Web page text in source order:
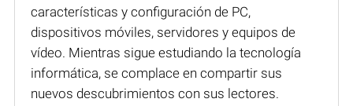
características y configuración de PC,
dispositivos móviles, servidores y equipos de
vídeo. Mientras sigue estudiando la tecnología
informática, se complace en compartir sus
nuevos descubrimientos con sus lectores.